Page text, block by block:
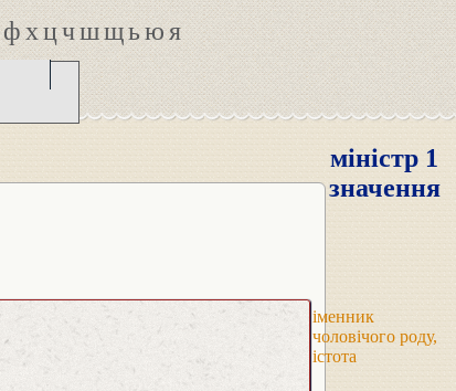
фхцчшщьюя
міністр 1
значення
іменник
чоловічого роду,
істота